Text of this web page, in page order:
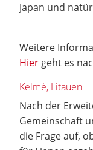
Japan und
Weitere
Hier geht es
Kelmè, Litauen
Nach der
Gemeinschaft
die Frage auf,